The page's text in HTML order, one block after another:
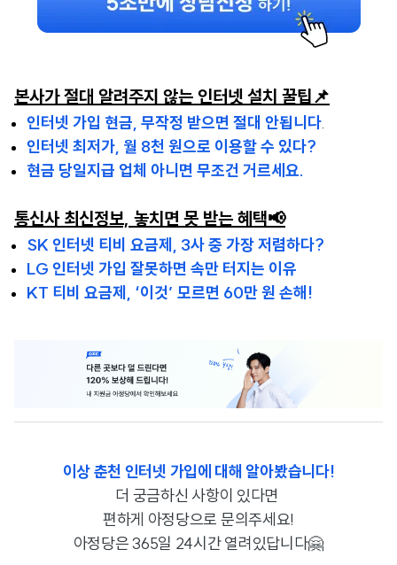
본사가 절대 알려주지 않는 인터넷 설치 꿀팁📌
인터넷 가입 현금, 무작정 받으면 절대 안됩니다.
인터넷 최저가, 월 8천 원으로 이용할 수 있다?
현금 당일지급 업체 아니면 무조건 거르세요.
통신사 최신정보, 놓치면 못 받는 혜택📢
SK 인터넷 티비 요금제, 3사 중 가장 저렴하다?
LG 인터넷 가입 잘못하면 속만 터지는 이유
KT 티비 요금제, ‘이것’ 모르면 60만 원 손해!
이상 춘천 인터넷 가입에 대해 알아봤습니다!
더 궁금하신 사항이 있다면
편하게 아정당으로 문의주세요!
아정당은 365일 24시간 열려있답니다🤗